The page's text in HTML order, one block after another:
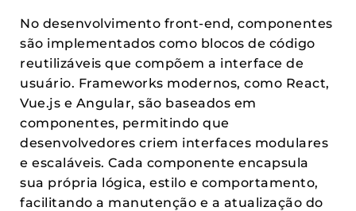
No desenvolvimento front-end, componentes
são implementados como blocos de código
reutilizáveis que compõem a interface de
usuário. Frameworks modernos, como React,
Vue.js e Angular, são baseados em
componentes, permitindo que
desenvolvedores criem interfaces modulares
e escaláveis. Cada componente encapsula
sua própria lógica, estilo e comportamento,
facilitando a manutenção e a atualização do